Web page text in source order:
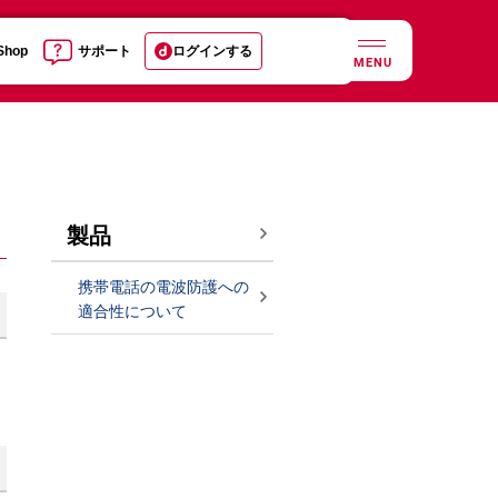
サポート ログインする
MENU
製品
携帯電話の電波防護への
適合性について